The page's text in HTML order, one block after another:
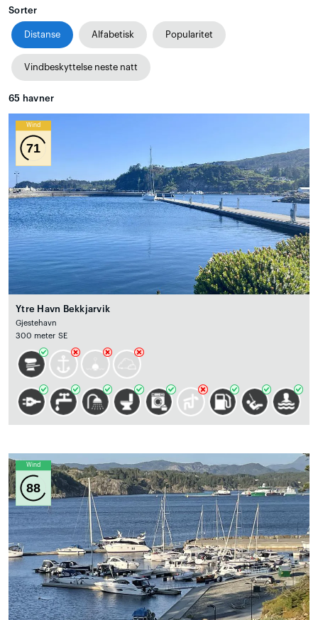
Sorter
Distanse Alfabetisk Popularitet
Vindbeskyttelse neste natt
65 havner
Wind
71
Ytre Havn Bekkjarvik
Gjestehavn
300 meter SE
Wind
88